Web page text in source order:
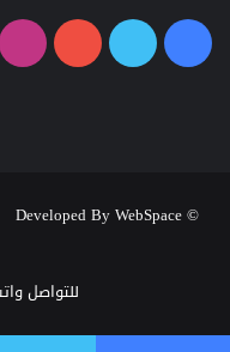
فيسبوك
تويتر يوتيوب
© Copyright 2026, All Rights Reserved |
Developed By WebSpace
للتواصل واتساب: